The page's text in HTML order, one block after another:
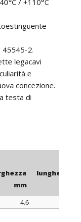
45545-2.
legacavi
e
concezione.
testa di
Questa
bordo non
chiusura e la
definitivo.
mm
lunghezza
4.6